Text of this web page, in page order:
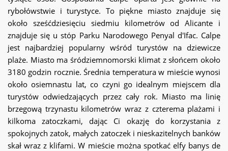
rybołówstwie i turystyce. To piękne miasto znajduje się
około sześćdziesięciu siedmiu kilometrów od Alicante i
znajduje się u stóp Parku Narodowego Penyal d'Ifac. Calpe
jest najbardziej popularny wśród turystów na dziewicze
plaże. Miasto ma śródziemnomorski klimat z słońcem około
3180 godzin rocznie. Średnia temperatura w mieście wynosi
około osiemnastu lat, co czyni go idealnym miejscem dla
turystów odwiedzających przez cały rok. Miasto ma linię
brzegową trzynastu kilometrów wraz z czterema plażami i
kilkoma zatoczkami, dając Ci okazję do korzystania z
spokojnych zatok, małych zatoczek i nieskazitelnych banków
skał wraz z klifami. W mieście można spotkać elfy banys de